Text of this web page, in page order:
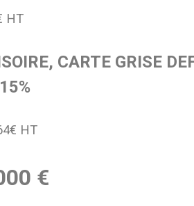
HT
CARTE GRISE
HT
€